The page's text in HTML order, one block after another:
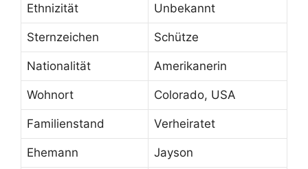
Ethnizität Unbekannt
Sternzeichen Schütze
Nationalität Amerikanerin
Wohnort Colorado, USA
Familienstand Verheiratet
Ehemann Jayson